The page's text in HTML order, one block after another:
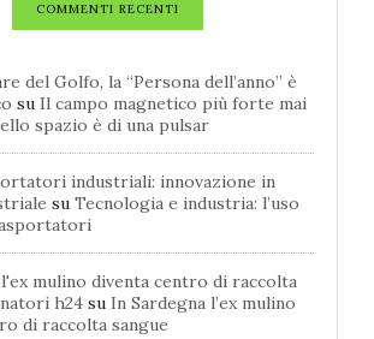
COMMENTI RECENTI
del Golfo, la “Persona dell’anno” è
su Il campo magnetico più forte mai
spazio è di una pulsar
industriali: innovazione in
su Tecnologia e industria: l’uso
mulino diventa centro di raccolta
h24 su In Sardegna l’ex mulino
di raccolta sangue